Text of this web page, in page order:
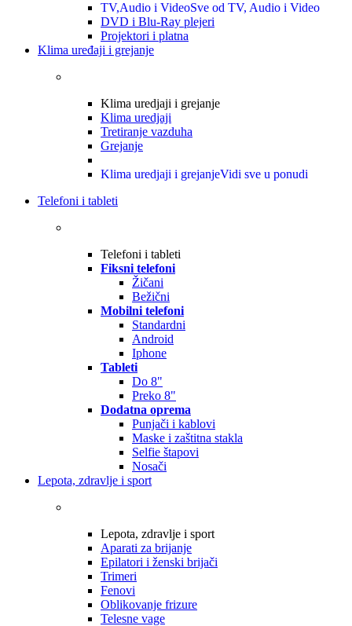
TV,Audio i VideoSve od TV, Audio i Video
DVD i Blu-Ray plejeri
Projektori i platna
Klima uređaji i grejanje
Klima uredjaji i grejanje
Klima uredjaji
Tretiranje vazduha
Grejanje
Klima uredjaji i grejanjeVidi sve u ponudi
Telefoni i tableti
Telefoni i tableti
Fiksni telefoni
Žičani
Bežični
Mobilni telefoni
Standardni
Android
Iphone
Tableti
Do 8"
Preko 8"
Dodatna oprema
Punjači i kablovi
Maske i zaštitna stakla
Selfie štapovi
Nosači
Lepota, zdravlje i sport
Lepota, zdravlje i sport
Aparati za brijanje
Epilatori i ženski brijači
Trimeri
Fenovi
Oblikovanje frizure
Telesne vage